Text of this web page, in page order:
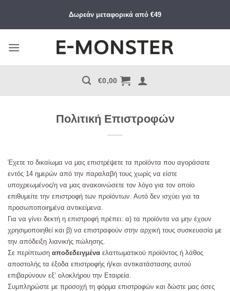
περιεχόμενο
Δωρεάν μεταφορικά από €49
€0,00
Πολιτική Επιστροφών
Έχετε το δικαίωμα να μας επιστρέψετε τα προϊόντα που αγοράσατε
εντός 14 ημερών από την παραλαβή τους χωρίς να είστε
υποχρεωμένος/η να μας ανακοινώσετε τον λόγο για τον οποίο
επιθυμείτε την επιστροφή των προϊόντων. Αυτό δεν ισχύει για τα
προσωποποιημένα αντικείμενα.
Για να γίνει δεκτή η επιστροφή πρέπει: α) τα προϊόντα να μην έχουν
χρησιμοποιηθεί και β) να επιστραφούν στην αρχική τους συσκευασία με
την απόδειξη λιανικής πώλησης.
Σε περίπτωση αποδεδειγμένα ελαττωματικού προϊόντος ή λάθος
αποστολής τα έξοδα επιστροφής ή/και αντικατάστασης αυτού
επιβαρύνουν εξ’ ολοκλήρου την Εταιρεία.
Συμπληρώστε με προσοχή τη φόρμα επιστροφών και δώστε μας όσες